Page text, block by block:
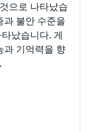
으로 나타났습
과 불안 수준을
났습니다. 게
과 기억력을 향